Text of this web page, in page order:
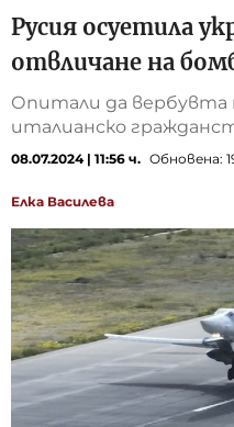
Русия осуетила
отвличане на
Опитали да вербувта
италианско
08.07.2024 | 11:56 ч. Обновена:
Елка Василева